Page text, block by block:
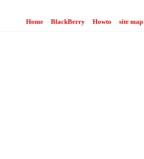
Home BlackBerry Howto site map